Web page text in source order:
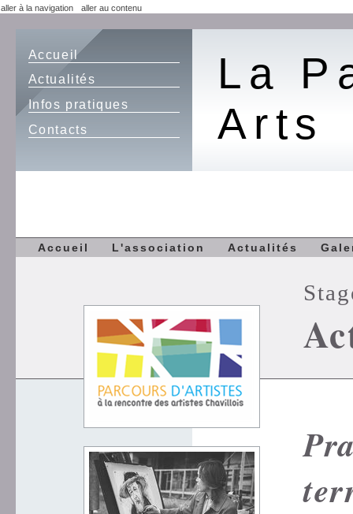
aller à la navigation aller au contenu
Accueil
Actualités
Infos pratiques
Contacts
La
Arts
Accueil L'association Actualités